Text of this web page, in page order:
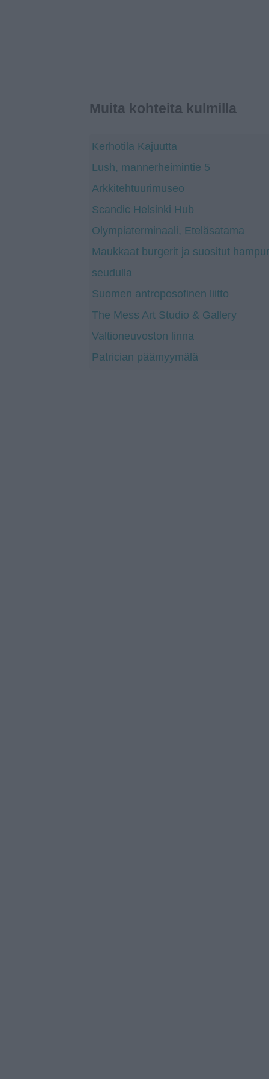
Muita kohteita kulmilla
Kerhotila Kajuutta
Lush, mannerheimintie 5
Arkkitehtuurimuseo
Scandic Helsinki Hub
Olympiaterminaali, Eteläsatama
Maukkaat burgerit ja suositut
seudulla
Suomen antroposofinen liitto
The Mess Art Studio & Gallery
Valtioneuvoston linna
Patrician päämyymälä